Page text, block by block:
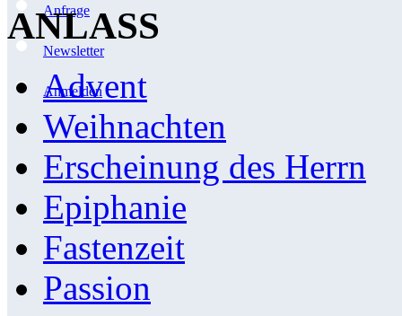
Anfrage
Newsletter
Anmelden
ANLASS
Advent
Weihnachten
Erscheinung des Herrn
Epiphanie
Fastenzeit
Passion